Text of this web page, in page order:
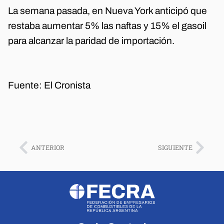
La semana pasada, en Nueva York anticipó que
restaba aumentar 5% las naftas y 15% el gasoil
para alcanzar la paridad de importación.
Fuente: El Cronista
ANTERIOR SIGUIENTE